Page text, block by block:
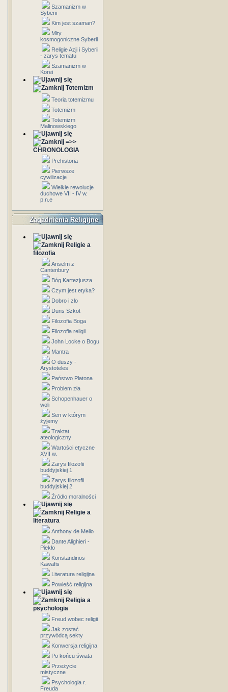
Szamanizm w
Syberii
Kim jest szaman?
Mity
kosmogoniczne Syberii
Religie Azji i Syberii
- zarys tematu
Szamanizm w
Korei
Totemizm
Teoria totemizmu
Totemizm
Totemizm
Malinowskiego
=>>
CHRONOLOGIA
Prehistoria
Pierwsze
cywilizacje
Wielkie rewolucje
duchowe VII - IV w.
p.n.e
Zagadnienia Religijne
Religie a
filozofia
Anselm z
Cantenbury
Bóg Kartezjusza
Czym jest etyka?
Dobro i zlo
Duns Szkot
Filozofia Boga
Filozofia religii
John Locke o Bogu
Mantra
O duszy -
Arystoteles
Państwo Platona
Problem zła
Schopenhauer o
woli
Sen w którym
żyjemy
Traktat
ateologiczny
Wartości etyczne
XVII w.
Zarys filozofii
buddyjskiej 1
Zarys filozofii
buddyjskiej 2
Źródło moralności
Religie a
literatura
Anthony de Mello
Dante Alighieri -
Piekło
Konstandinos
Kawafis
Literatura religijna
Powieść religijna
Religia a
psychologia
Freud wobec religii
Jak zostać
przywódcą sekty
Konwersja religijna
Po końcu świata
Przeżycie
mistyczne
Psychologia r.
Freuda